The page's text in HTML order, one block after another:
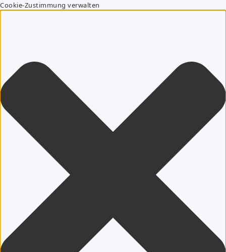
Cookie-Zustimmung verwalten